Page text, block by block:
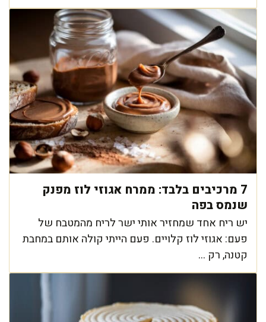
7 מרכיבים בלבד: ממרח אגוזי לוז מפנק
שנמס בפה
יש ריח אחד שמחזיר אותי ישר לריח מהמטבח של
פעם: אגוזי לוז קלויים. פעם הייתי קולה אותם במחבת
קטנה, רק ...